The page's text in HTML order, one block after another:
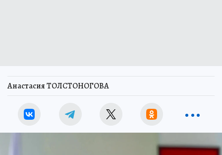
Анастасия ТОЛСТОНОГОВА